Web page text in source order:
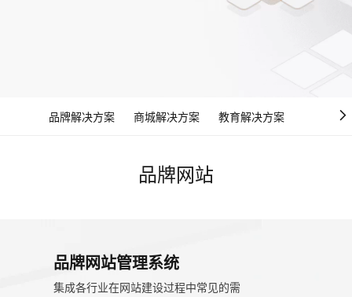
品牌解决方案 商城解决方案 教育解决方案 行业解
品牌网站
品牌网站管理系统
集成各行业在网站建设过程中常见的需